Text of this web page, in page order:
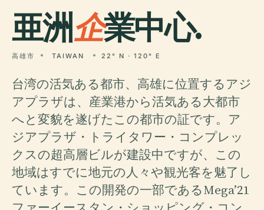
亜洲企業中心.
高雄市 TAIWAN 22° N · 120° E
台湾の活気ある都市、高雄に位置するアジ
アプラザは、産業港から活気ある大都市
へと変貌を遂げたこの都市の証です。ア
ジアプラザ・トライタワー・コンプレッ
クスの超高層ビルが建設中ですが、この
地域はすでに地元の人々や観光客を魅了し
ています。この開発の一部であるMega’21